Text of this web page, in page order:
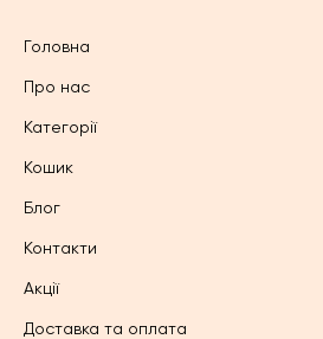
Головна
Про нас
Категорії
Кошик
Блог
Контакти
Акції
Доставка та оплата